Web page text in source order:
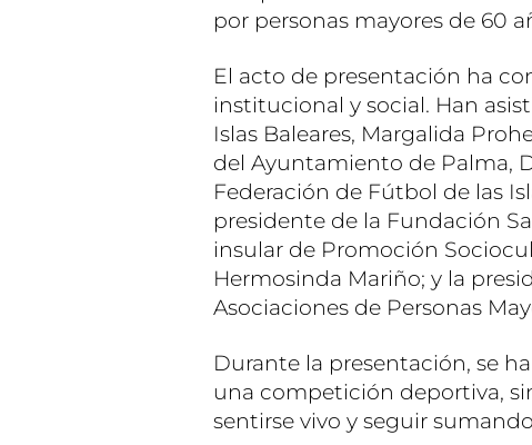
por personas mayores de 60
El acto de presentación ha
institucional y social. Han
Islas Baleares, Margalida
del Ayuntamiento de Palma,
Federación de Fútbol de las
presidente de la Fundación
insular de Promoción
Hermosinda Mariño; y la
Asociaciones de Personas
Durante la presentación, se
una competición deportiva,
sentirse vivo y seguir